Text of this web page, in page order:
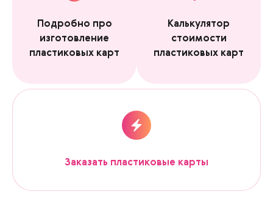
Подробно про
изготовление
пластиковых карт
Калькулятор
стоимости
пластиковых карт
Заказать пластиковые карты